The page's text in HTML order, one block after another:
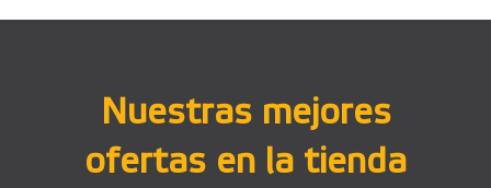
Nuestras mejores
ofertas en la tienda